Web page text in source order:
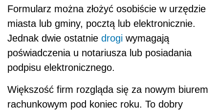
Formularz można złożyć osobiście w urzędzie
miasta lub gminy, pocztą lub elektronicznie.
Jednak dwie ostatnie drogi wymagają
poświadczenia u notariusza lub posiadania
podpisu elektronicznego.
Większość firm rozgląda się za nowym biurem
rachunkowym pod koniec roku. To dobry